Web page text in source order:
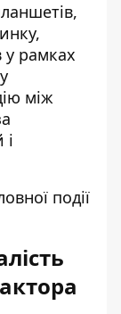
у рамках
між
події